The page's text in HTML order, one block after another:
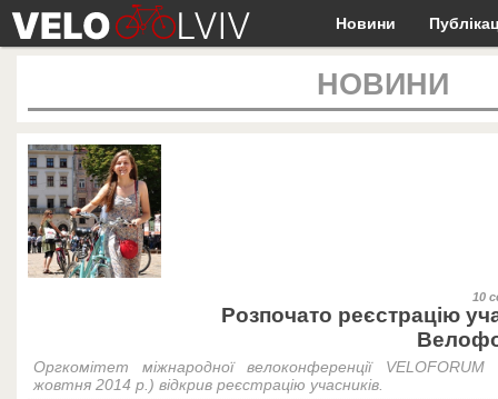
Новини
НОВИНИ
10
Розпочато реєстрацію
Оргкомітет міжнародної велоконференції VELOFORUM
жовтня 2014 р.) відкрив реєстрацію учасників.